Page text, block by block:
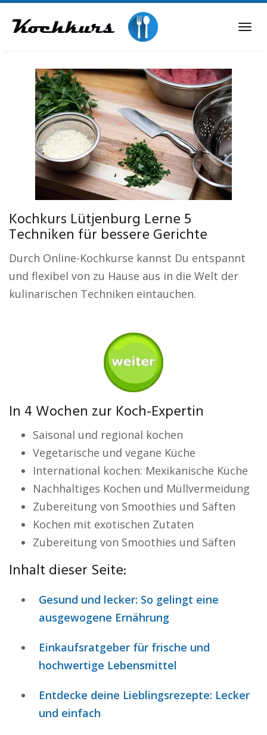
Kochkurs Lütjenburg Lerne 5
Techniken für bessere Gerichte
Durch Online-Kochkurse kannst Du entspannt
und flexibel von zu Hause aus in die Welt der
kulinarischen Techniken eintauchen.
In 4 Wochen zur Koch-Expertin
Saisonal und regional kochen
Vegetarische und vegane Küche
International kochen: Mexikanische Küche
Nachhaltiges Kochen und Müllvermeidung
Zubereitung von Smoothies und Säften
Kochen mit exotischen Zutaten
Zubereitung von Smoothies und Säften
Inhalt dieser Seite:
Gesund und lecker: So gelingt eine
ausgewogene Ernährung
Einkaufsratgeber für frische und
hochwertige Lebensmittel
Entdecke deine Lieblingsrezepte: Lecker
und einfach